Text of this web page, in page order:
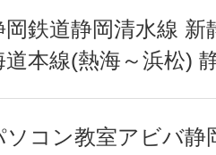
岡鉄道静岡清水線 新
道本線(熱海～浜松)
ソコン教室アビバ静